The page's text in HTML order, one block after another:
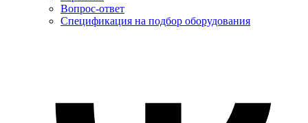
Вопрос-ответ
Спецификация на подбор оборудования